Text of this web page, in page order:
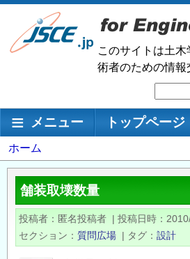
メ
ン
移
このサイトは土
術者のための情報
索
メインナビゲーション
メニュー トップページ
パ
ン
く
ず
ホーム
舗装取壊数量
投稿者 匿名投稿者 | 投稿日時
セクション
質問広場 | タグ 設計